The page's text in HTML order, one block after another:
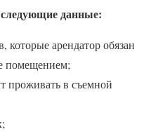
данные:
которые арендатор обязан
помещением;
проживать в съемной